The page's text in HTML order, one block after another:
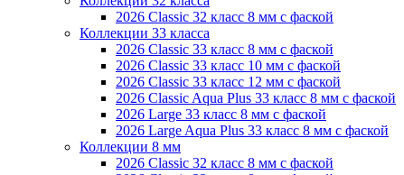
2026 Classic 32 класс 8 мм с фаской
Коллекции 33 класса
2026 Classic 33 класс 8 мм с фаской
2026 Classic 33 класс 10 мм с фаской
2026 Classic 33 класс 12 мм с фаской
2026 Classic Aqua Plus 33 класс 8 мм с фаской
2026 Large 33 класс 8 мм с фаской
2026 Large Aqua Plus 33 класс 8 мм с фаской
Коллекции 8 мм
2026 Classic 32 класс 8 мм с фаской